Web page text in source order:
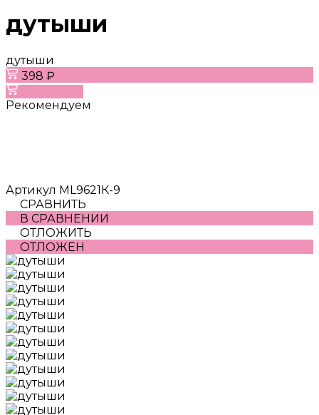
дутыши
дутыши
398 ₽
Рекомендуем
Артикул ML9621К-9
СРАВНИТЬ
В СРАВНЕНИИ
ОТЛОЖИТЬ
ОТЛОЖЕН